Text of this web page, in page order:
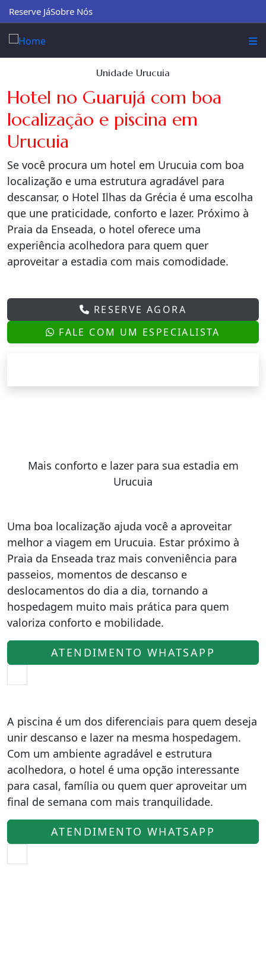
Reserve JáSobre Nós
Unidade Urucuia
Hotel no Guarujá com boa
localização e piscina em
Urucuia
Se você procura um hotel em Urucuia com boa
localização e uma estrutura agradável para
descansar, o Hotel Ilhas da Grécia é uma escolha
que une praticidade, conforto e lazer. Próximo à
Praia da Enseada, o hotel oferece uma
experiência acolhedora para quem quer
aproveitar a estadia com mais comodidade.
RESERVE AGORA
FALE COM UM ESPECIALISTA
Mais conforto e lazer para sua estadia em
Urucuia
Uma boa localização ajuda você a aproveitar
melhor a viagem em Urucuia. Estar próximo à
Praia da Enseada traz mais conveniência para
passeios, momentos de descanso e
deslocamentos do dia a dia, tornando a
hospedagem muito mais prática para quem
valoriza conforto e mobilidade.
ATENDIMENTO WHATSAPP
A piscina é um dos diferenciais para quem deseja
unir descanso e lazer na mesma hospedagem.
Com um ambiente agradável e estrutura
acolhedora, o hotel é uma opção interessante
para casal, família ou quem quer aproveitar um
final de semana com mais tranquilidade.
ATENDIMENTO WHATSAPP